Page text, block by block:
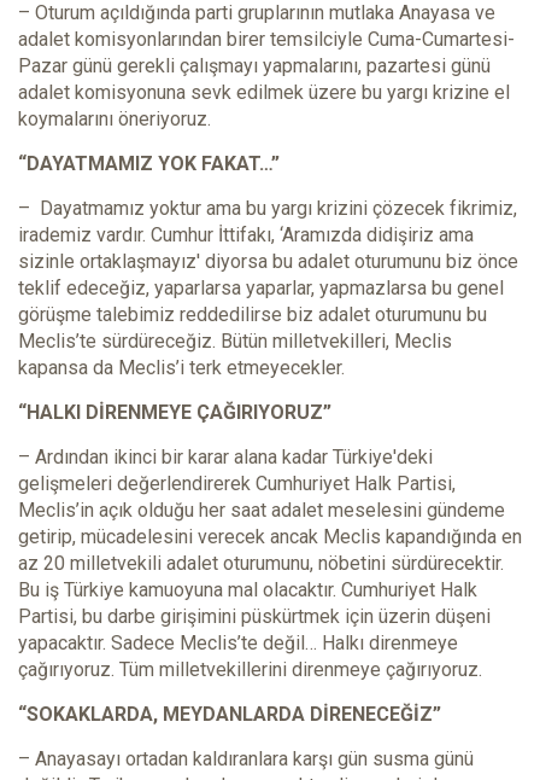
– Oturum açıldığında parti gruplarının mutlaka Anayasa ve
adalet komisyonlarından birer temsilciyle Cuma-Cumartesi-
Pazar günü gerekli çalışmayı yapmalarını, pazartesi günü
adalet komisyonuna sevk edilmek üzere bu yargı krizine el
koymalarını öneriyoruz.
“DAYATMAMIZ YOK FAKAT…”
– Dayatmamız yoktur ama bu yargı krizini çözecek fikrimiz,
irademiz vardır. Cumhur İttifakı, ‘Aramızda didişiriz ama
sizinle ortaklaşmayız' diyorsa bu adalet oturumunu biz önce
teklif edeceğiz, yaparlarsa yaparlar, yapmazlarsa bu genel
görüşme talebimiz reddedilirse biz adalet oturumunu bu
Meclis’te sürdüreceğiz. Bütün milletvekilleri, Meclis
kapansa da Meclis’i terk etmeyecekler.
“HALKI DİRENMEYE ÇAĞIRIYORUZ”
– Ardından ikinci bir karar alana kadar Türkiye'deki
gelişmeleri değerlendirerek Cumhuriyet Halk Partisi,
Meclis’in açık olduğu her saat adalet meselesini gündeme
getirip, mücadelesini verecek ancak Meclis kapandığında en
az 20 milletvekili adalet oturumunu, nöbetini sürdürecektir.
Bu iş Türkiye kamuoyuna mal olacaktır. Cumhuriyet Halk
Partisi, bu darbe girişimini püskürtmek için üzerin düşeni
yapacaktır. Sadece Meclis’te değil… Halkı direnmeye
çağırıyoruz. Tüm milletvekillerini direnmeye çağırıyoruz.
“SOKAKLARDA, MEYDANLARDA DİRENECEĞİZ”
– Anayasayı ortadan kaldıranlara karşı gün susma günü